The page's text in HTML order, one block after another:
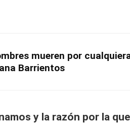
mueren por
Barrientos
y la razón por la